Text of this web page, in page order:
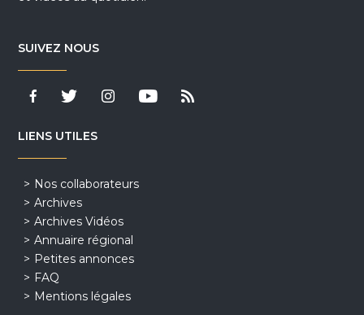
SUIVEZ NOUS
LIENS UTILES
Nos collaborateurs
Archives
Archives Vidéos
Annuaire régional
Petites annonces
FAQ
Mentions légales